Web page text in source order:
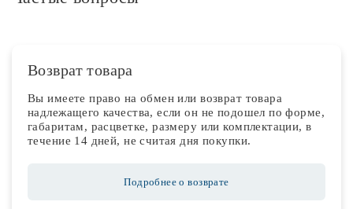
Возврат товара
Вы имеете право на обмен или возврат товара
надлежащего качества, если он не подошел по форме,
габаритам, расцветке, размеру или комплектации, в
течение 14 дней, не считая дня покупки.
Подробнее о возврате